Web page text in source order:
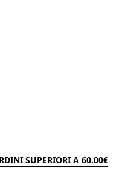
SUPERIORI A 60.00€